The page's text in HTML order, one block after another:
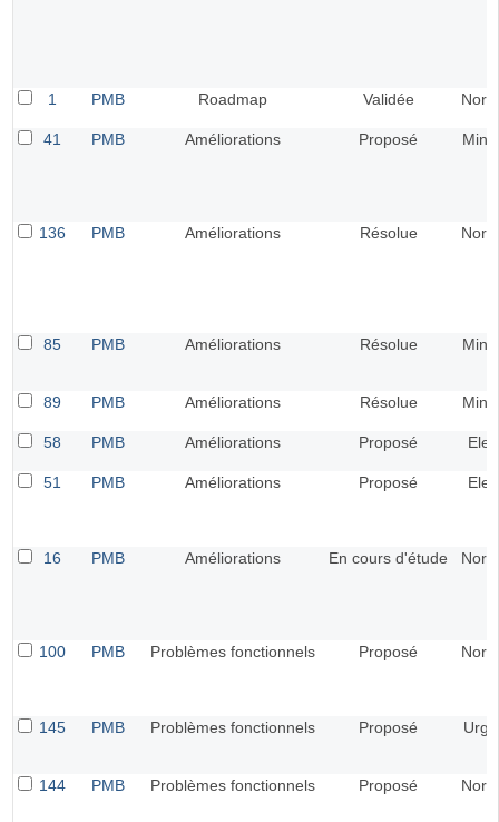
1 PMB Roadmap Validée
41 PMB Améliorations Proposé
136 PMB Améliorations Résolue
85 PMB Améliorations Résolue
89 PMB Améliorations Résolue
58 PMB Améliorations Proposé
51 PMB Améliorations Proposé
16 PMB Améliorations En cours d'étude
100 PMB Problèmes fonctionnels Proposé
145 PMB Problèmes fonctionnels Proposé
144 PMB Problèmes fonctionnels Proposé